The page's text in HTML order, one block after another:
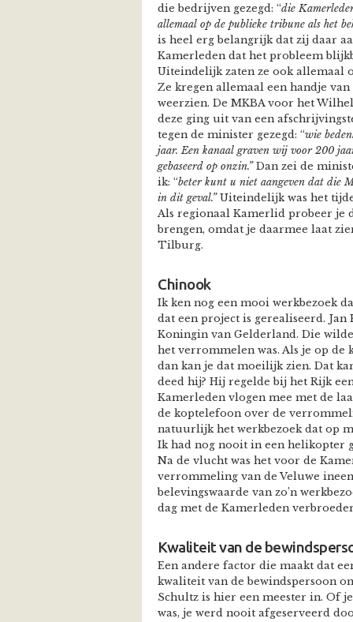
die bedrijven gezegd: “die
allemaal op de publieke tribune als het
is heel erg belangrijk dat zij daar
Kamerleden dat het probleem
Uiteindelijk zaten ze ook allemaal
Ze kregen allemaal een handje
weerzien. De MKBA voor het
deze ging uit van een
tegen de minister gezegd: “wie
jaar. Een kanaal graven wij voor 200
gebaseerd op onzin.”Dan zei de
ik: “beter kunt u niet aangeven dat die
in dit geval.”Uiteindelijk was het
Als regionaal Kamerlid probeer je
brengen, omdat je daarmee laat
Tilburg.
Chinook
Ik ken nog een mooi werkbezoek
dat een project is gerealiseerd. Jan
Koningin van Gelderland. Die
het verrommelen was. Als je op
dan kan je dat moeilijk zien. Dat
deed hij? Hij regelde bij het Rijk
Kamerleden vlogen mee met de
de koptelefoon over de
natuurlijk het werkbezoek dat op
Ik had nog nooit in een helikopter
Na de vlucht was het voor de
verrommeling van de Veluwe
belevingswaarde van zo’n
dag met de Kamerleden
Kwaliteit van de
Een andere factor die maakt dat
kwaliteit van de bewindspersoon
Schultz is hier een meester in. Of
was, je werd nooit afgeserveerd